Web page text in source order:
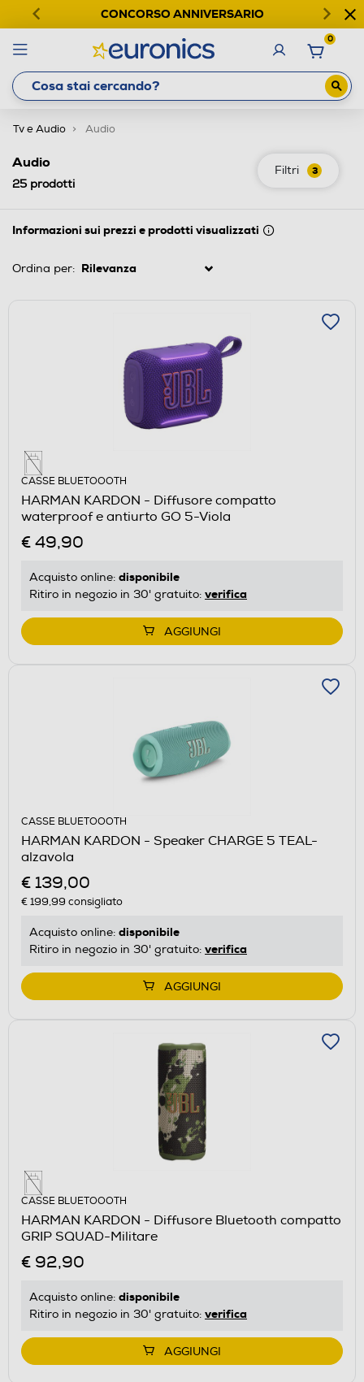
CONCORSO ANNIVERSARIO
0
Tv e Audio Audio
Filtri 3
Audio
25 prodotti
Informazioni sui prezzi e prodotti visualizzati
Ordina per:
CASSE BLUETOOOTH
HARMAN KARDON - Diffusore compatto
waterproof e antiurto GO 5-Viola
€ 49,90
Acquisto online: disponibile
Ritiro in negozio in 30' gratuito: verifica
AGGIUNGI
CASSE BLUETOOOTH
HARMAN KARDON - Speaker CHARGE 5 TEAL-
alzavola
€ 139,00
€ 199,99 consigliato
Acquisto online: disponibile
Ritiro in negozio in 30' gratuito: verifica
AGGIUNGI
CASSE BLUETOOOTH
HARMAN KARDON - Diffusore Bluetooth compatto
GRIP SQUAD-Militare
€ 92,90
Acquisto online: disponibile
Ritiro in negozio in 30' gratuito: verifica
AGGIUNGI